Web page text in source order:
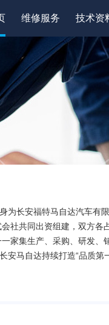
维修服务 技术资
长安福特马自达汽车有
社共同出资组建，双方
家集生产、采购、研发
安马自达持续打造“品质